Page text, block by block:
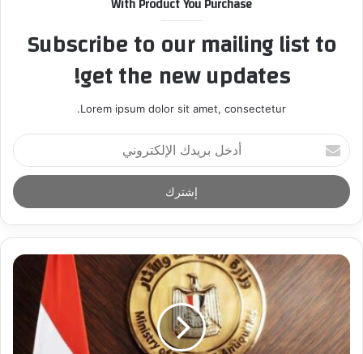
With Product You Purchase
Subscribe to our mailing list to
get the new updates!
Lorem ipsum dolor sit amet, consectetur.
أ
د
خ
ل
ر
د
ك
ا
إ
ل